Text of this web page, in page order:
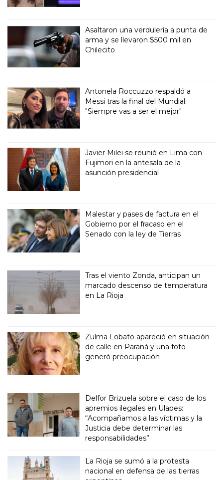
Asaltaron una verdulería a punta de
arma y se llevaron $500 mil en
Chilecito
Antonela Roccuzzo respaldó a
Messi tras la final del Mundial:
"Siempre vas a ser el mejor"
Javier Milei se reunió en Lima con
Fujimori en la antesala de la
asunción presidencial
Malestar y pases de factura en el
Gobierno por el fracaso en el
Senado con la ley de Tierras
Tras el viento Zonda, anticipan un
marcado descenso de temperatura
en La Rioja
Zulma Lobato apareció en situación
de calle en Paraná y una foto
generó preocupación
Delfor Brizuela sobre el caso de los
apremios ilegales en Ulapes:
“Acompañamos a las víctimas y la
Justicia debe determinar las
responsabilidades”
La Rioja se sumó a la protesta
nacional en defensa de las tierras